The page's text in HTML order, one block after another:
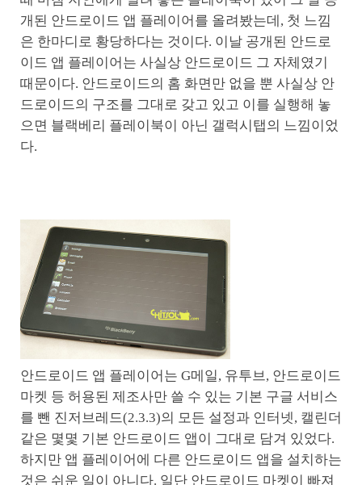
개된 안드로이드 앱 플레이어를 올려봤는데, 첫 느낌
은 한마디로 황당하다는 것이다. 이날 공개된 안드로
이드 앱 플레이어는 사실상 안드로이드 그 자체였기
때문이다. 안드로이드의 홈 화면만 없을 뿐 사실상 안
드로이드의 구조를 그대로 갖고 있고 이를 실행해 놓
으면 블랙베리 플레이북이 아닌 갤럭시탭의 느낌이었
다.
안드로이드 앱 플레이어는 G메일, 유투브, 안드로이드
마켓 등 허용된 제조사만 쓸 수 있는 기본 구글 서비스
를 뺀 진저브레드(2.3.3)의 모든 설정과 인터넷, 캘린더
같은 몇몇 기본 안드로이드 앱이 그대로 담겨 있었다.
하지만 앱 플레이어에 다른 안드로이드 앱을 설치하는
것은 쉬운 일이 아니다. 일단 안드로이드 마켓이 빠져